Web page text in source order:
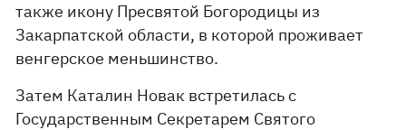
также икону Пресвятой Богородицы из
Закарпатской области, в которой проживает
венгерское меньшинство.
Затем Каталин Новак встретилась с
Государственным Секретарем Святого